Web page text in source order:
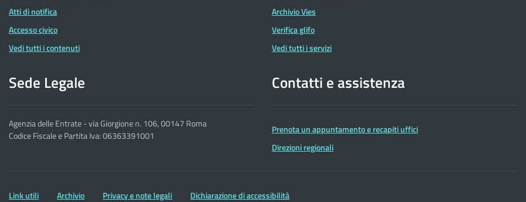
Atti di notifica
Accesso civico
Vedi tutti i contenuti
Archivio Vies
Verifica glifo
Vedi tutti i servizi
Sede Legale
Agenzia delle Entrate - via Giorgione n. 106, 00147 Roma
Codice Fiscale e Partita Iva: 06363391001
Contatti e assistenza
Prenota un appuntamento e recapiti uffici
Direzioni regionali
Altre
Link utili Archivio Privacy e note legali Dichiarazione di accessibilità